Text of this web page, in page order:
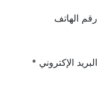
رقم الهاتف
البريد الإكتروني *